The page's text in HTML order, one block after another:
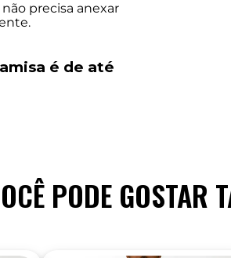
precisa anexar
é de até
PODE GOSTAR